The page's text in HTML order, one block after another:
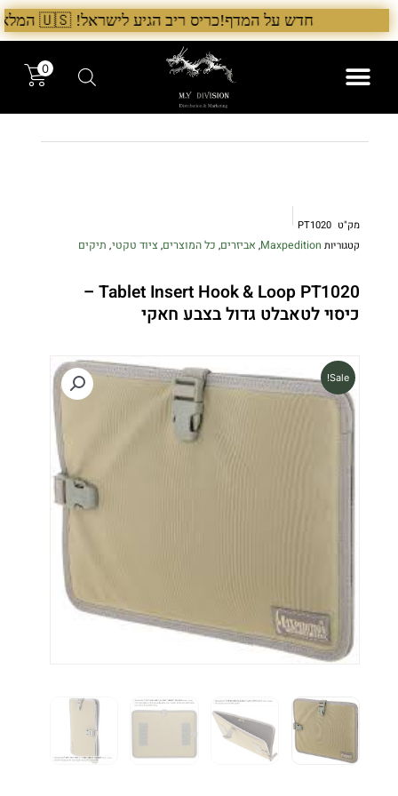
דילוג
לתוכן
חדש על המדף!כריס ריב הגיע לישראל! 🇺🇸 המלאי הראשון בארץ – עכשיו אצל היבואן הבלעדי לרגל ההשקה, 5% הנחה על כל מוצרי Chris Reeve לזמן מוגבל. בנוסף, הגיע גם מלאי חדש של Benchmade ו־Microtech. לרכישה עכשיו›. >
0
מק"ט PT1020
קטגוריות Maxpedition
, אביזרים, כל המוצרים, ציוד טקטי, תיקים
Tablet Insert Hook & Loop PT1020 –
כיסוי לטאבלט גדול בצבע חאקי
Sale!